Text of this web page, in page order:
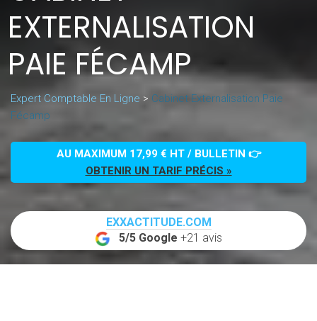
EXTERNALISATION
PAIE FÉCAMP
Expert Comptable En Ligne > Cabinet Externalisation Paie
Fécamp
AU MAXIMUM 17,99 € HT / BULLETIN 👉
OBTENIR UN TARIF PRÉCIS »
EXXACTITUDE.COM
5/5 Google +21 avis